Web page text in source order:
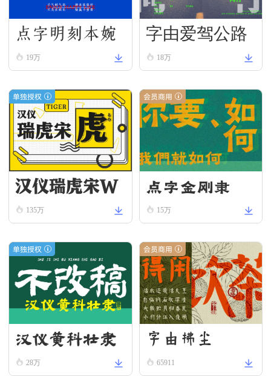
点字明刻本婉
宋19万
字由爱驾公路
体-宋
18万
单独授权
汉仪瑞虎宋W
135万
会员商用
点字金刚隶
15万
单独授权
汉仪黄科壮隶
W28万
会员商用
字由拂尘
65911